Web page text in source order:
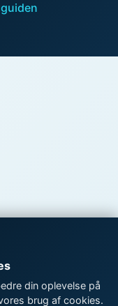
din oplevelse på
brug af cookies.